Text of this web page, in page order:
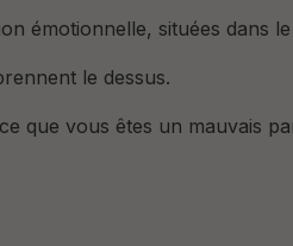
émotionnelle, situées
le dessus.
que vous êtes un mauvais